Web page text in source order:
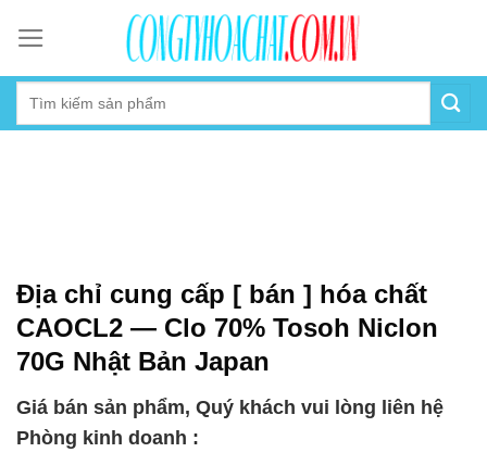
content
Địa chỉ cung cấp [ bán ] hóa chất
CAOCL2 — Clo 70% Tosoh Niclon
70G Nhật Bản Japan
Giá bán sản phẩm, Quý khách vui lòng liên hệ
Phòng kinh doanh :